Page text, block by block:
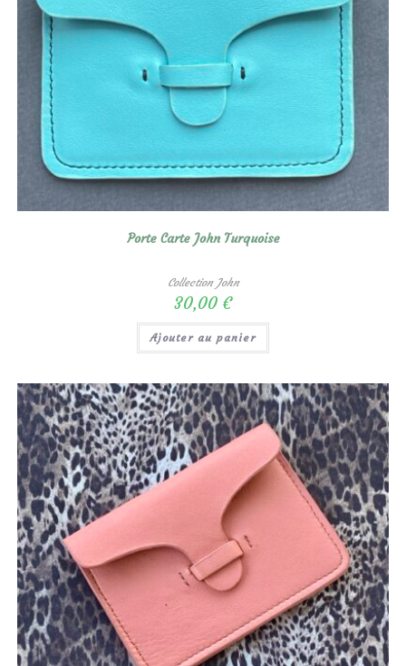
Porte Carte John Turquoise
Collection John
30,00 €
Ajouter au panier